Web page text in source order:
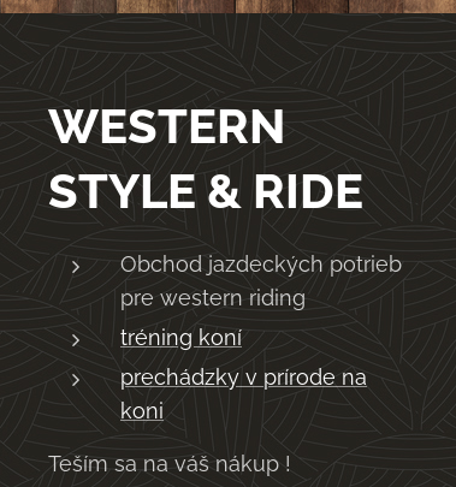
WESTERN
STYLE & RIDE
Obchod jazdeckých potrieb
pre western riding
tréning koní
prechádzky v prírode na
koni
Teším sa na váš nákup !